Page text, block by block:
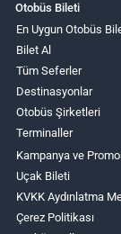
Otobüs Bileti
En Uygun Otobüs
Bilet Al
Tüm Seferler
Destinasyonlar
Otobüs Şirketleri
Terminaller
Kampanya ve
Uçak Bileti
KVKK Aydınlatma
Çerez Politikası